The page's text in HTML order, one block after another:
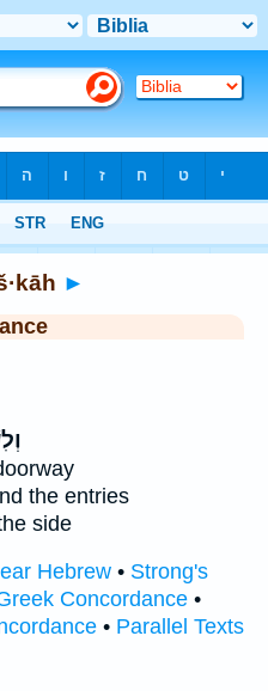
►
the entries
side
Hebrew • Strong's
Concordance •
• Parallel Texts